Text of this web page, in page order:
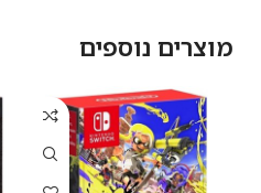
מוצרים נוספים